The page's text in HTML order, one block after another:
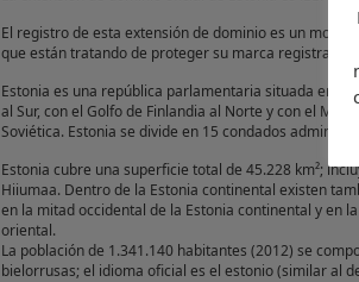
El registro de esta extensión de dominio es un
que están tratando de proteger su marca registrada
Estonia es una república parlamentaria situada en el
al Sur, con el Golfo de Finlandia al Norte y con el Mar
Soviética. Estonia se divide en 15 condados
Estonia cubre una superficie total de 45.228 km²;
Hiiumaa. Dentro de la Estonia continental existen
en la mitad occidental de la Estonia continental y en
oriental.
La población de 1.341.140 habitantes (2012) se
bielorrusas; el idioma oficial es el estonio (similar al